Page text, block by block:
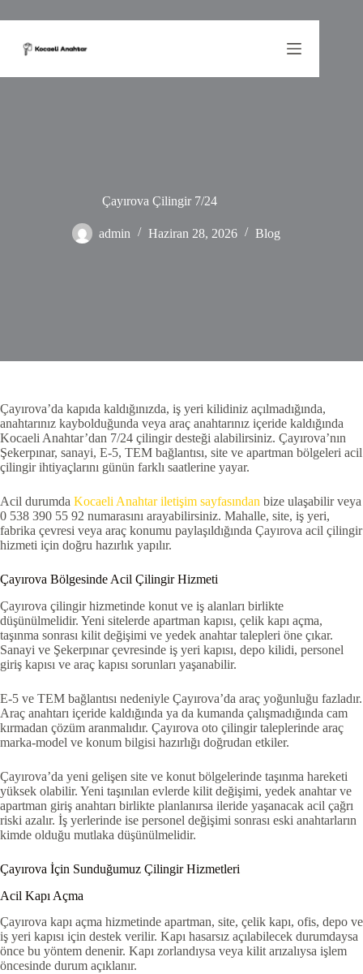
to
Çayırova Çilingir 7/24
admin Haziran 28, 2026 Blog
Çayırova’da kapıda kaldığınızda, iş yeri kilidiniz açılmadığında,
anahtarınız kaybolduğunda veya araç anahtarınız içeride kaldığında
Kocaeli Anahtar’dan 7/24 çilingir desteği alabilirsiniz. Çayırova’nın
Şekerpınar, sanayi, E-5, TEM bağlantısı, site ve apartman bölgeleri acil
çilingir ihtiyaçlarını günün farklı saatlerine yayar.
Acil durumda Kocaeli Anahtar iletişim sayfasından bize ulaşabilir veya
0 538 390 55 92 numarasını arayabilirsiniz. Mahalle, site, iş yeri,
fabrika çevresi veya araç konumu paylaşıldığında Çayırova acil çilingir
hizmeti için doğru hazırlık yapılır.
Çayırova Bölgesinde Acil Çilingir Hizmeti
Çayırova çilingir hizmetinde konut ve iş alanları birlikte
düşünülmelidir. Yeni sitelerde apartman kapısı, çelik kapı açma,
taşınma sonrası kilit değişimi ve yedek anahtar talepleri öne çıkar.
Sanayi ve Şekerpınar çevresinde iş yeri kapısı, depo kilidi, personel
giriş kapısı ve araç kapısı sorunları yaşanabilir.
E-5 ve TEM bağlantısı nedeniyle Çayırova’da araç yoğunluğu fazladır.
Araç anahtarı içeride kaldığında ya da kumanda çalışmadığında cam
kırmadan çözüm aranmalıdır. Çayırova oto çilingir taleplerinde araç
marka-model ve konum bilgisi hazırlığı doğrudan etkiler.
Çayırova’da yeni gelişen site ve konut bölgelerinde taşınma hareketi
yüksek olabilir. Yeni taşınılan evlerde kilit değişimi, yedek anahtar ve
apartman giriş anahtarı birlikte planlanırsa ileride yaşanacak acil çağrı
riski azalır. İş yerlerinde ise personel değişimi sonrası eski anahtarların
kimde olduğu mutlaka düşünülmelidir.
Çayırova İçin Sunduğumuz Çilingir Hizmetleri
Acil Kapı Açma
Çayırova kapı açma hizmetinde apartman, site, çelik kapı, ofis, depo ve
iş yeri kapısı için destek verilir. Kapı hasarsız açılabilecek durumdaysa
önce bu yöntem denenir. Kapı zorlandıysa veya kilit arızalıysa işlem
öncesinde durum açıklanır.